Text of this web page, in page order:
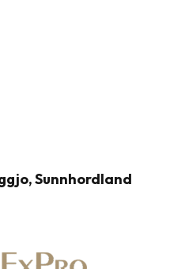
Sunnhordland